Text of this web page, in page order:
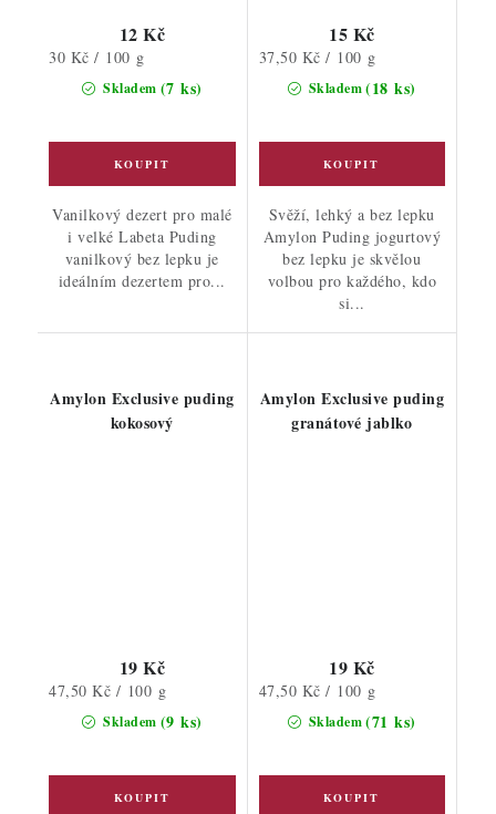
Skladem (7 ks)
12 Kč
Měrná
30 Kč / 100 g
Vanilkový dezert pro malé
i velké Labeta Puding
vanilkový bez lepku je
ideálním dezertem pro...
Skladem(18 ks)
15 Kč
Měrná
cena:
37,50 Kč / 100 g
Svěží, lehký a bez lepku
Amylon Puding jogurtový
bez lepku je skvělou
volbou pro každého, kdo
si...
Amylon Exclusive puding
kokosový
Skladem (9 ks)
19 Kč
Měrná
47,50 Kč / 100 g
Amylon Exclusive puding
granátové jablko
Skladem(71 ks)
19 Kč
Měrná
cena:
47,50 Kč / 100 g